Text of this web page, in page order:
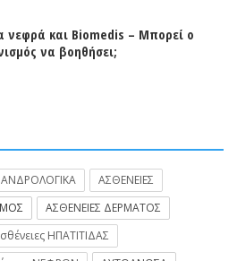
νεφρά και Biomedis – Μπορεί ο
να βοηθήσει;
ΑΝΔΡΟΛΟΓΙΚΑ
ΑΣΘΕΝΕΙΕΣ
ΑΣΘΕΝΕΙΕΣ ΔΕΡΜΑΤΟΣ
ΗΠΑΤΙΤΙΔΑΣ